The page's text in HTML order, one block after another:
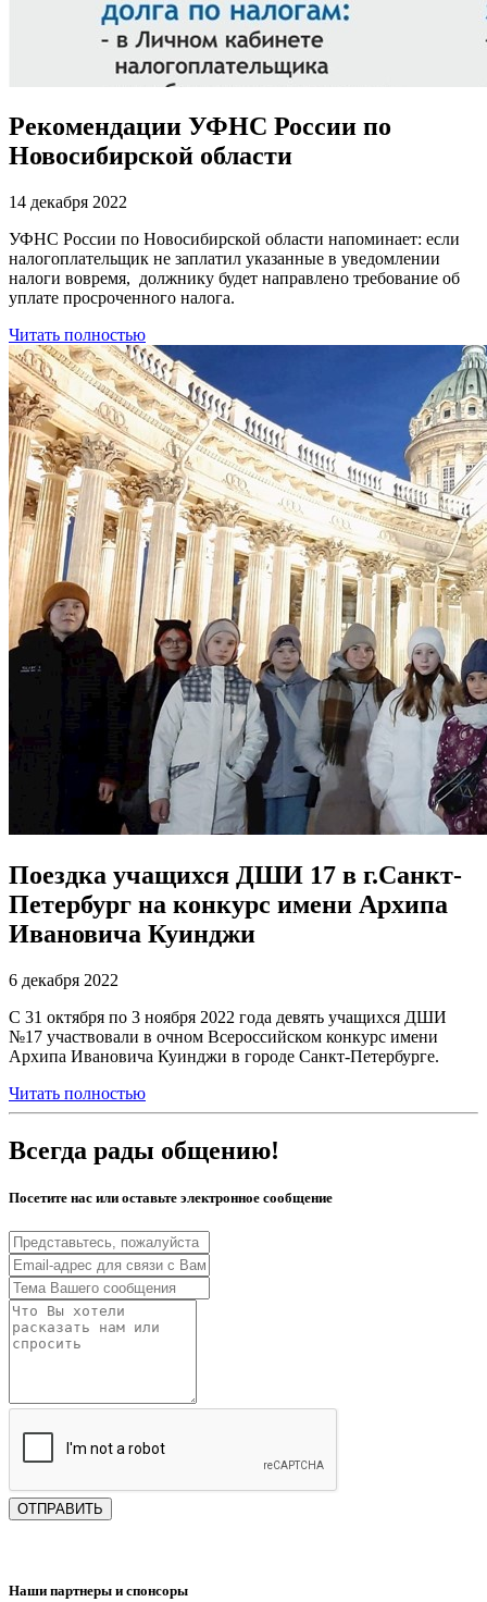
Рекомендации УФНС России по
Новосибирской области
14 декабря 2022
УФНС России по Новосибирской области напоминает: если
налогоплательщик не заплатил указанные в уведомлении
налоги вовремя, должнику будет направлено требование об
уплате просроченного налога.
Читать полностью
Поездка учащихся ДШИ 17 в г.Санкт-
Петербург на конкурс имени Архипа
Ивановича Куинджи
6 декабря 2022
С 31 октября по 3 ноября 2022 года девять учащихся ДШИ
№17 участвовали в очном Всероссийском конкурс имени
Архипа Ивановича Куинджи в городе Санкт-Петербурге.
Читать полностью
Всегда рады общению!
Посетите нас или оставьте электронное сообщение
ОТПРАВИТЬ
Наши партнеры и спонсоры